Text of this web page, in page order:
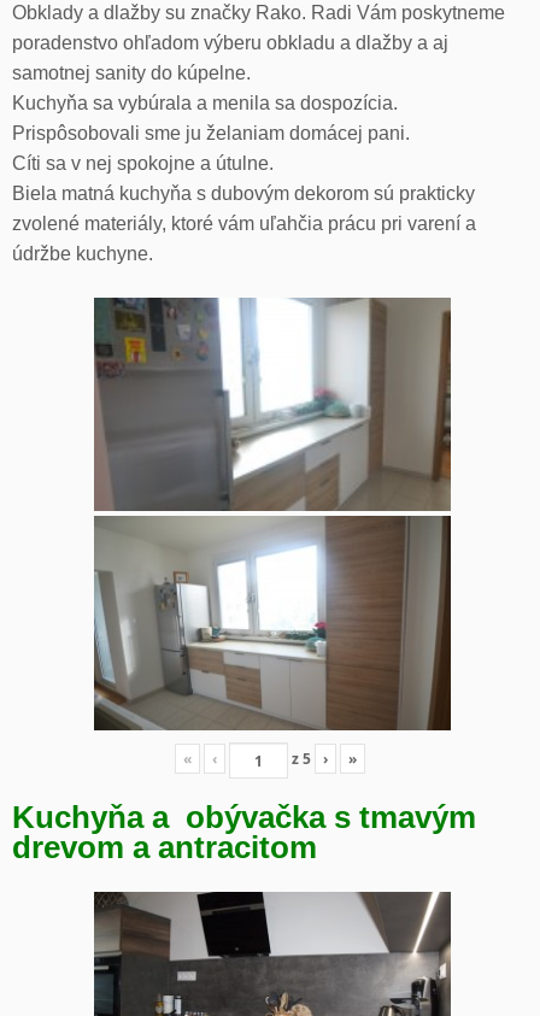
Obklady a dlažby su značky Rako. Radi Vám poskytneme
poradenstvo ohľadom výberu obkladu a dlažby a aj
samotnej sanity do kúpelne.
Kuchyňa sa vybúrala a menila sa dospozícia.
Prispôsobovali sme ju želaniam domácej pani.
Cíti sa v nej spokojne a útulne.
Biela matná kuchyňa s dubovým dekorom sú prakticky
zvolené materiály, ktoré vám uľahčia prácu pri varení a
údržbe kuchyne.
« ‹ z5 › »
Kuchyňa a obývačka s tmavým
drevom a antracitom